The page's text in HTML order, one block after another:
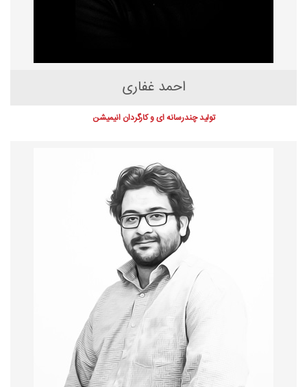
احمد غفاری
تولید چندرسانه ای و کارگردان انیمیشن